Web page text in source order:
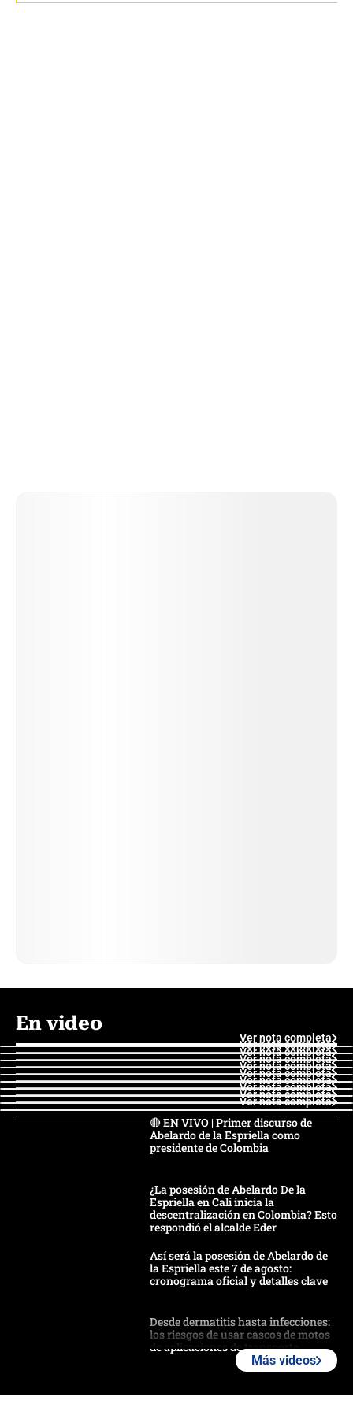
En video
Ver nota completa
Ver nota completa
Ver nota completa
Ver nota completa
Ver nota completa
Ver nota completa
Ver nota completa
Ver nota completa
Ver nota completa
Ver nota completa
🔴 EN VIVO | Primer discurso de
Abelardo de la Espriella como
presidente de Colombia
¿La posesión de Abelardo De la
Espriella en Cali inicia la
descentralización en Colombia? Esto
respondió el alcalde Eder
Así será la posesión de Abelardo de
la Espriella este 7 de agosto:
cronograma oficial y detalles clave
Desde dermatitis hasta infecciones:
los riesgos de usar cascos de motos
de aplicaciones de transporte
Más videos